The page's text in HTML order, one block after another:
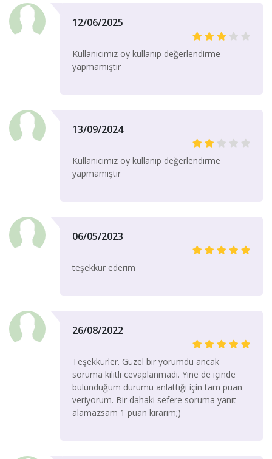
12/06/2025
Kullanıcımız oy kullanıp değerlendirme
yapmamıştır
13/09/2024
Kullanıcımız oy kullanıp değerlendirme
yapmamıştır
06/05/2023
teşekkür ederim
26/08/2022
Teşekkürler. Güzel bir yorumdu ancak
soruma kilitli cevaplanmadı. Yine de içinde
bulunduğum durumu anlattığı için tam puan
veriyorum. Bir dahaki sefere soruma yanıt
alamazsam 1 puan kırarım;)